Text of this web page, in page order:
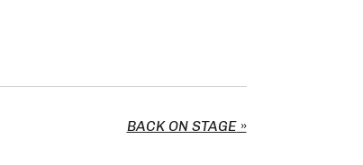
BACK ON STAGE»